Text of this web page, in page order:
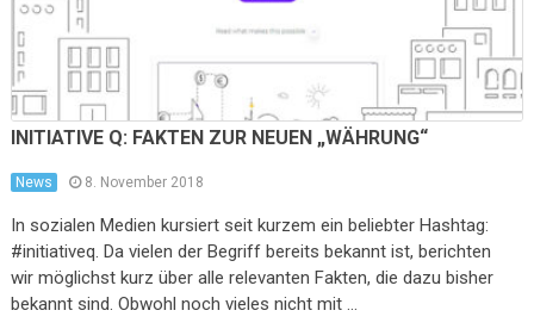
INITIATIVE Q: FAKTEN ZUR NEUEN „WÄHRUNG“
News 8. November 2018
In sozialen Medien kursiert seit kurzem ein beliebter Hashtag:
#initiativeq. Da vielen der Begriff bereits bekannt ist, berichten
wir möglichst kurz über alle relevanten Fakten, die dazu bisher
bekannt sind. Obwohl noch vieles nicht mit …